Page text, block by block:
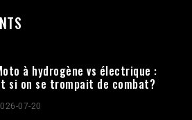
à hydrogène vs électrique :
si on se trompait de combat?
07-20